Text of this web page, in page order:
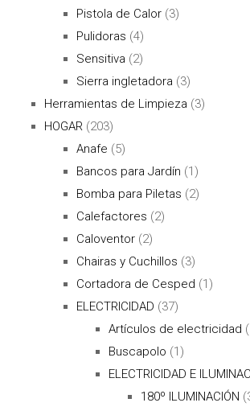
Pistola de Calor (3)
Pulidoras (4)
Sensitiva (2)
Sierra ingletadora (3)
Herramientas de Limpieza (3)
HOGAR (203)
Anafe (5)
Bancos para Jardín (1)
Bomba para Piletas (2)
Calefactores (2)
Caloventor (2)
Chairas y Cuchillos (3)
Cortadora de Cesped (1)
ELECTRICIDAD (37)
Artículos de electricidad
Buscapolo (1)
ELECTRICIDAD E
180º ILUMINACIÓN